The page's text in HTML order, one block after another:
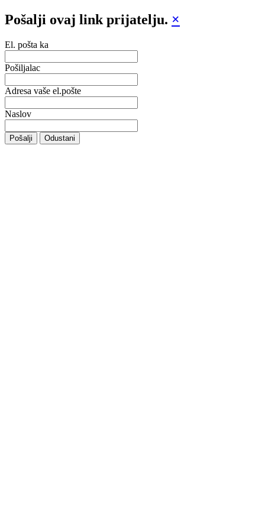
Pošalji ovaj link prijatelju. ×
El. pošta ka
Pošiljalac
Adresa vaše el.pošte
Naslov
Pošalji Odustani